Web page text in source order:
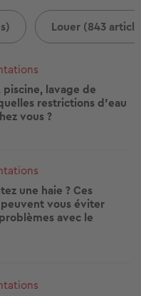
Louer (843
piscine, lavage de
restrictions d'eau
vous ?
une haie ? Ces
peuvent vous éviter
avec le